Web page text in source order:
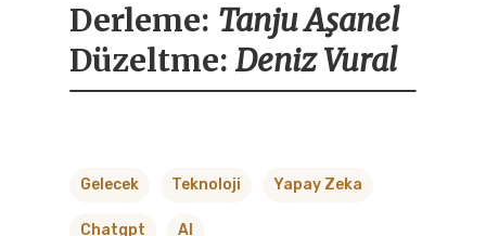
Derleme: Tanju Aşanel
Düzeltme:Deniz Vural
Gelecek Teknoloji Yapay Zeka
Chatgpt AI